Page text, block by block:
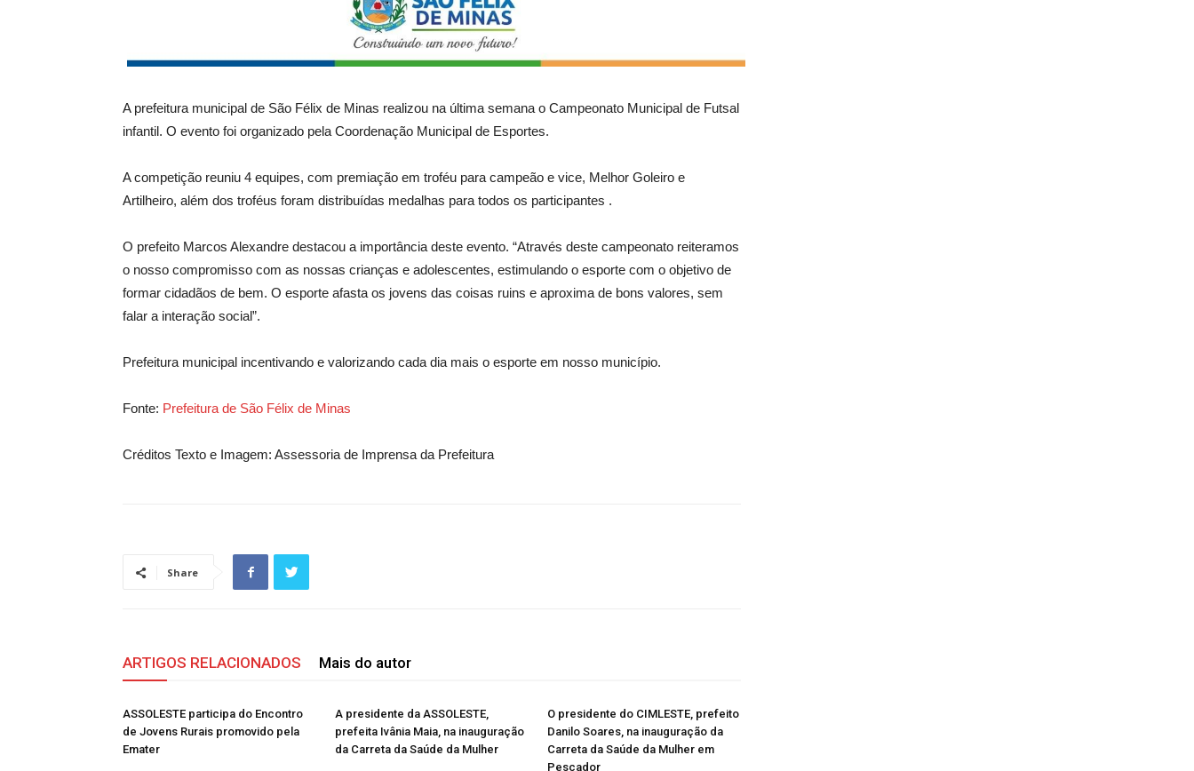
A prefeitura municipal de São Félix de Minas realizou na última semana o Campeonato Municipal de Futsal
infantil. O evento foi organizado pela Coordenação Municipal de Esportes.
A competição reuniu 4 equipes, com premiação em troféu para campeão e vice, Melhor Goleiro e
Artilheiro, além dos troféus foram distribuídas medalhas para todos os participantes .
O prefeito Marcos Alexandre destacou a importância deste evento. “Através deste campeonato reiteramos
o nosso compromisso com as nossas crianças e adolescentes, estimulando o esporte com o objetivo de
formar cidadãos de bem. O esporte afasta os jovens das coisas ruins e aproxima de bons valores, sem
falar a interação social”.
Prefeitura municipal incentivando e valorizando cada dia mais o esporte em nosso município.
Fonte: Prefeitura de São Félix de Minas
Créditos Texto e Imagem: Assessoria de Imprensa da Prefeitura
Share
ARTIGOS RELACIONADOS Mais do autor
ASSOLESTE participa do Encontro
de Jovens Rurais promovido pela
Emater
A presidente da ASSOLESTE,
prefeita Ivânia Maia, na inauguração
da Carreta da Saúde da Mulher
O presidente do CIMLESTE, prefeito
Danilo Soares, na inauguração da
Carreta da Saúde da Mulher em
Pescador